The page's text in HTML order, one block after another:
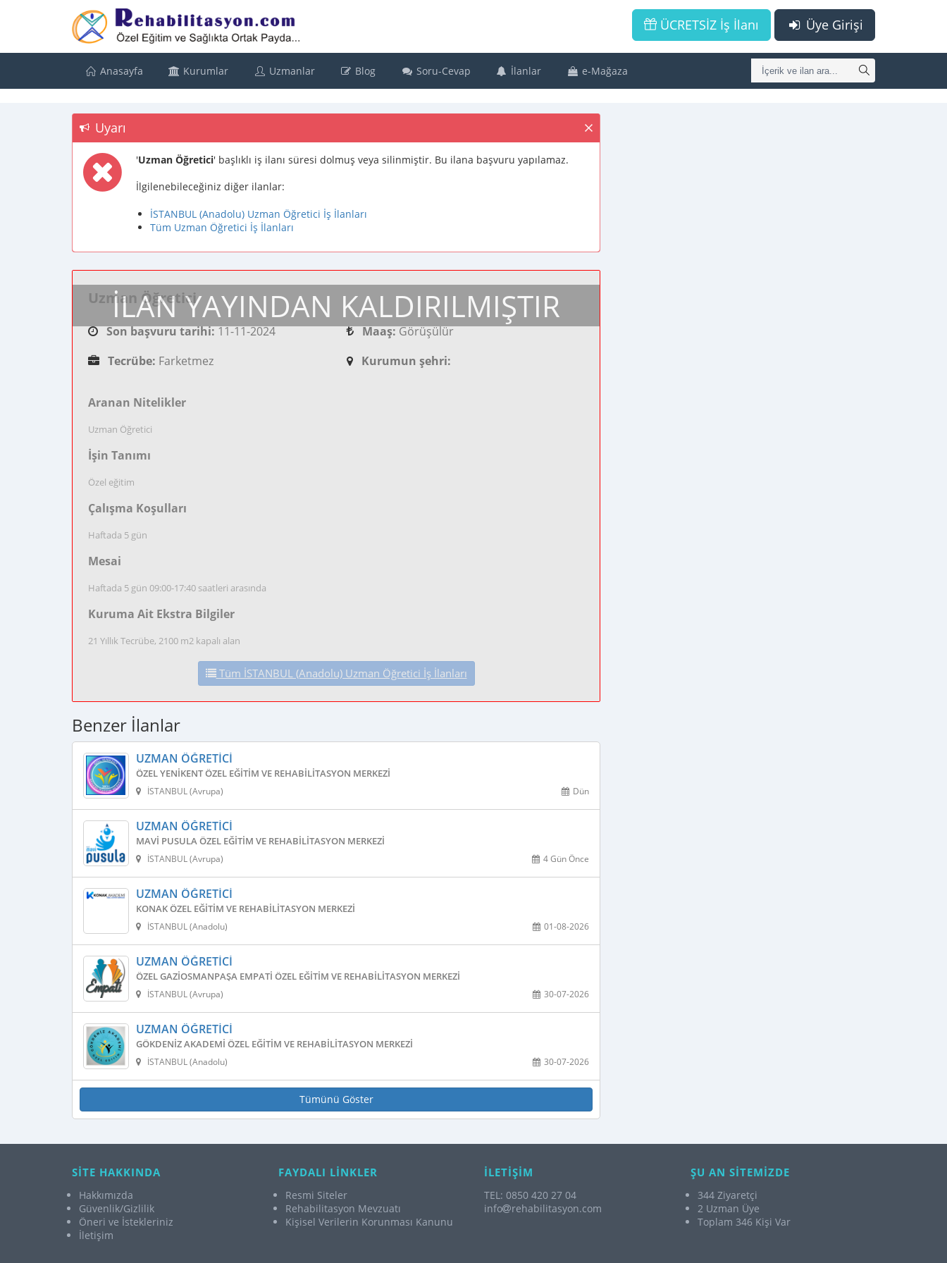
Üye Girişi
ÜCRETSİZ İş İlanı
Anasayfa Kurumlar Uzmanlar Blog Soru-Cevap İlanlar e-Mağaza
Uyarı
'Uzman Öğretici' başlıklı iş ilanı süresi dolmuş veya silinmiştir. Bu ilana başvuru yapılamaz.
İlgilenebileceğiniz diğer ilanlar:
İSTANBUL (Anadolu) Uzman Öğretici İş İlanları
Tüm Uzman Öğretici İş İlanları
İLAN YAYINDAN KALDIRILMIŞTIR
Uzman Öğretici
Son başvuru tarihi:11-11-2024 Maaş:Görüşülür
Tecrübe: Farketmez Kurumun şehri:
Aranan Nitelikler
Uzman Öğretici
İşin Tanımı
Özel eğitim
Çalışma Koşulları
Haftada 5 gün
Mesai
Haftada 5 gün 09:00-17:40 saatleri arasında
Kuruma Ait Ekstra Bilgiler
21 Yıllık Tecrübe, 2100 m2 kapalı alan
Tüm İSTANBUL (Anadolu) Uzman Öğretici İş İlanları
Benzer İlanlar
UZMAN ÖĞRETICI
ÖZEL YENIKENT ÖZEL EĞITIM VE REHABILITASYON MERKEZI
Dün
İSTANBUL (Avrupa)
UZMAN ÖĞRETICI
MAVI PUSULA ÖZEL EĞITIM VE REHABILITASYON MERKEZI
4 Gün Önce
İSTANBUL (Avrupa)
UZMAN ÖĞRETICI
KONAK ÖZEL EĞITIM VE REHABILITASYON MERKEZI
01-08-2026
İSTANBUL (Anadolu)
UZMAN ÖĞRETICI
ÖZEL GAZIOSMANPAŞA EMPATI ÖZEL EĞITIM VE REHABILITASYON MERKEZI
30-07-2026
İSTANBUL (Avrupa)
UZMAN ÖĞRETICI
GÖKDENIZ AKADEMI ÖZEL EĞITIM VE REHABILITASYON MERKEZI
30-07-2026
İSTANBUL (Anadolu)
Tümünü Göster
SİTE HAKKINDA
Hakkımızda
Güvenlik/Gizlilik
Öneri ve İstekleriniz
İletişim
FAYDALI LİNKLER
Resmi Siteler
Rehabilitasyon Mevzuatı
Kişisel Verilerin Korunması Kanunu
İLETİŞİM
TEL: 0850 420 27 04
info
rehabilitasyon.com
ŞU AN SİTEMİZDE
344 Ziyaretçi
2 Uzman Üye
Toplam 346 Kişi Var